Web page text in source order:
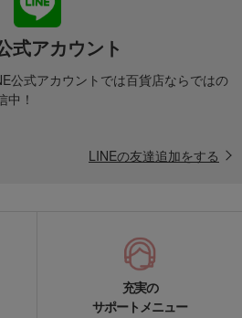
式アカウント
公式アカウントでは百貨店ならではの
中！
LINEの友達追加をする
充実の
サポートメニュー